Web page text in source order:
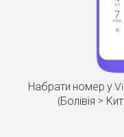
Набрати номер у
(Болівія >